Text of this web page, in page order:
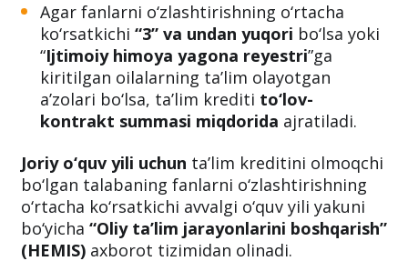
Agar fanlarni o‘zlashtirishning o‘rtacha
ko‘rsatkichi “3” va undan yuqori bo‘lsa yoki
“Ijtimoiy himoya yagona reyestri”ga
kiritilgan oilalarning ta’lim olayotgan
a’zolari bo‘lsa, ta’lim krediti to‘lov-
kontrakt summasi miqdorida ajratiladi.
Joriy o‘quv yili uchun ta’lim kreditini olmoqchi
bo‘lgan talabaning fanlarni o‘zlashtirishning
o‘rtacha ko‘rsatkichi avvalgi o‘quv yili yakuni
bo‘yicha “Oliy ta’lim jarayonlarini boshqarish”
(HEMIS) axborot tizimidan olinadi.